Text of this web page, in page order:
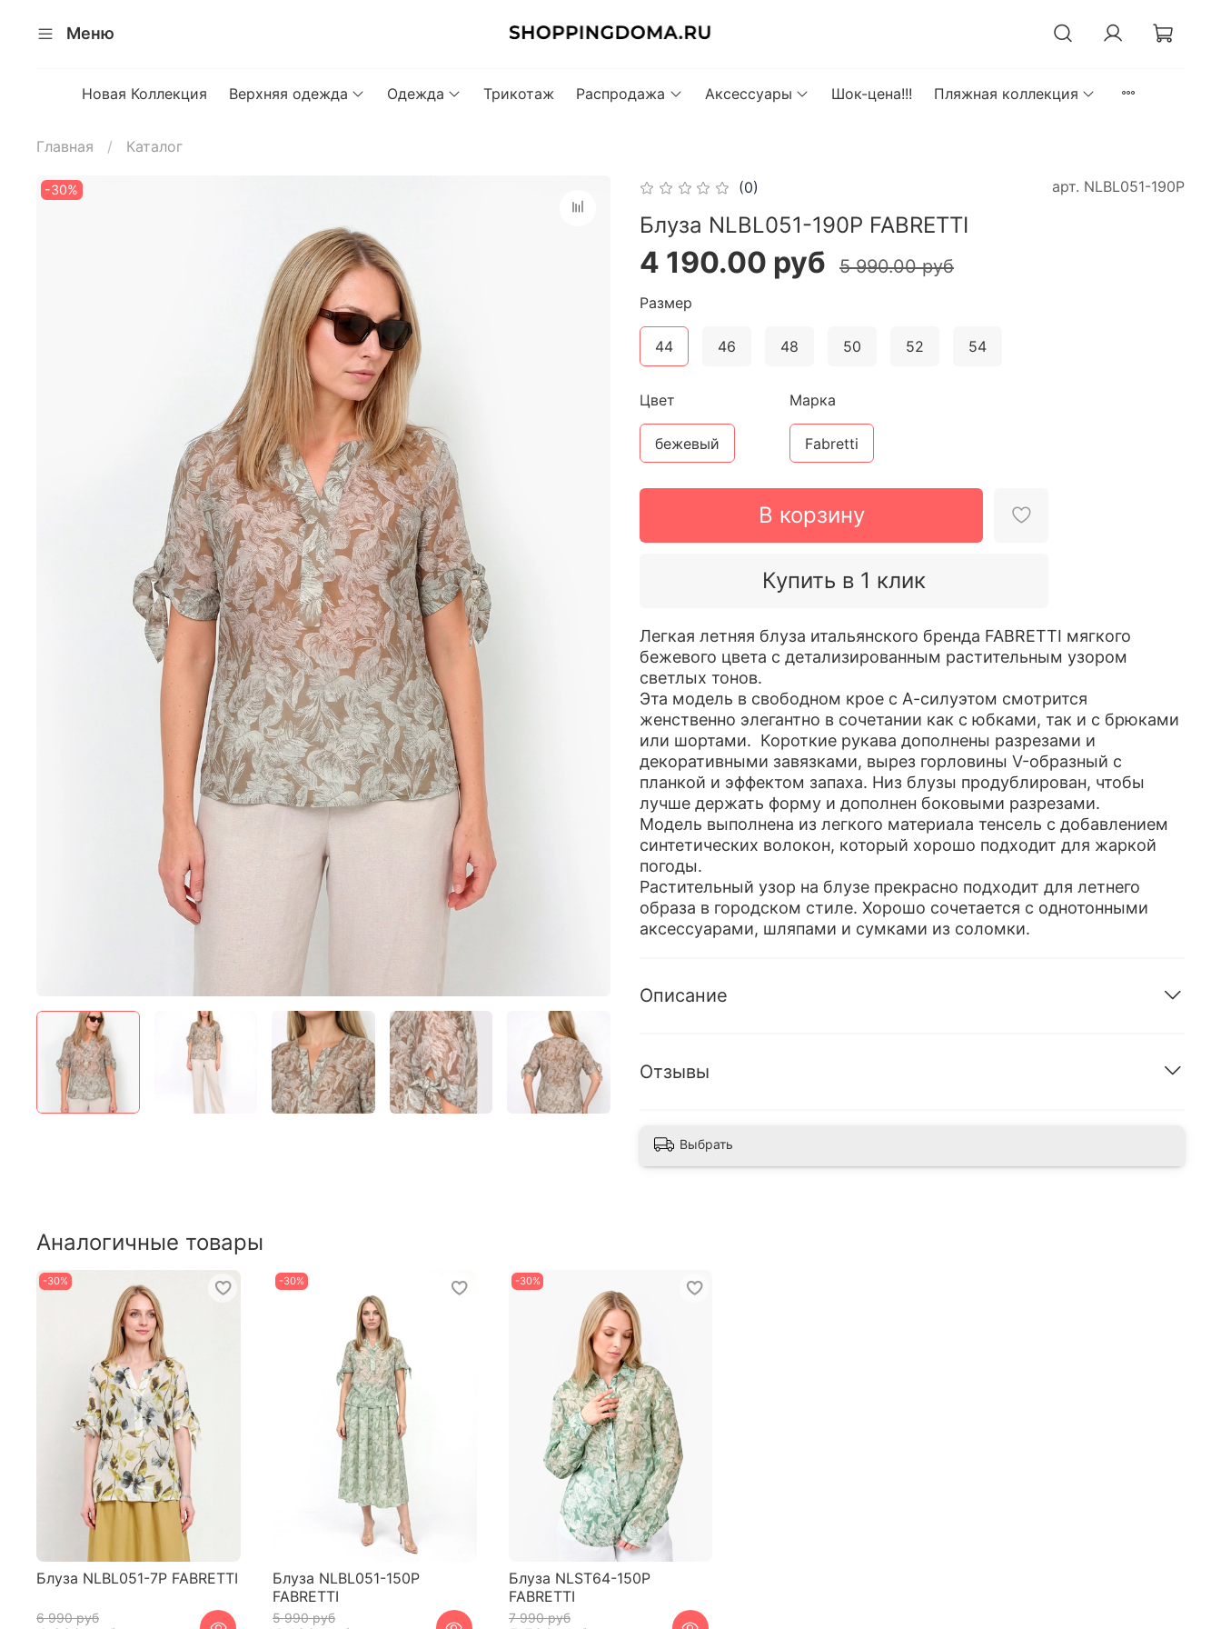
Меню
Новая Коллекция Верхняя одежда Одежда Трикотаж Распродажа Аксессуары Шок-цена!!! Пляжная коллекция
Главная Каталог
-30% (0) арт. NLBL051-190P
Блуза NLBL051-190P FABRETTI
4 190.00 руб 5 990.00 руб
В корзину
Купить в 1 клик
Размер
44 46 48 50 52 54
Цвет
бежевый
Марка
Fabretti
Легкая летняя блуза итальянского бренда FABRETTI мягкого
бежевого цвета с детализированным растительным узором
светлых тонов.
Эта модель в свободном крое с А-силуэтом смотрится
женственно элегантно в сочетании как с юбками, так и с брюками
или шортами. Короткие рукава дополнены разрезами и
декоративными завязками, вырез горловины V-образный с
планкой и эффектом запаха. Низ блузы продублирован, чтобы
лучше держать форму и дополнен боковыми разрезами.
Модель выполнена из легкого материала тенсель с добавлением
синтетических волокон, который хорошо подходит для жаркой
погоды.
Растительный узор на блузе прекрасно подходит для летнего
образа в городском стиле. Хорошо сочетается с однотонными
аксессуарами, шляпами и сумками из соломки.
Описание
Отзывы
Выбрать
Аналогичные товары
-30%
Блуза NLBL051-7P FABRETTI
6 990 руб
-30%
Блуза NLBL051-150P
FABRETTI
5 990 руб
-30%
Блуза NLST64-150P
FABRETTI
7 990 руб